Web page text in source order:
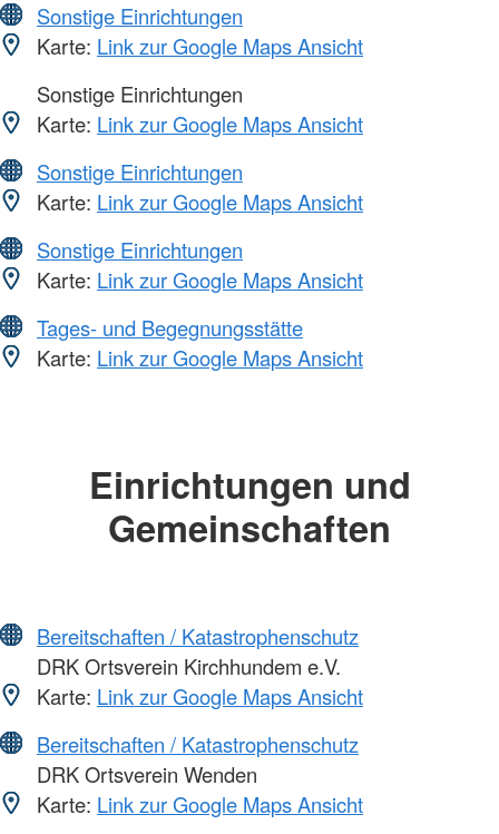
Sonstige Einrichtungen
Karte: Link zur Google Maps Ansicht
Sonstige Einrichtungen
Karte: Link zur Google Maps Ansicht
Sonstige Einrichtungen
Karte: Link zur Google Maps Ansicht
Sonstige Einrichtungen
Karte: Link zur Google Maps Ansicht
Tages- und Begegnungsstätte
Karte: Link zur Google Maps Ansicht
Einrichtungen und
Gemeinschaften
Bereitschaften / Katastrophenschutz
DRK Ortsverein Kirchhundem e.V.
Karte: Link zur Google Maps Ansicht
Bereitschaften / Katastrophenschutz
DRK Ortsverein Wenden
Karte: Link zur Google Maps Ansicht